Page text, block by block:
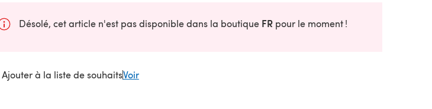
Désolé, cet article n'est pas disponible dans la boutique FR pour le moment !
Ajouter à la liste de souhaitsVoir